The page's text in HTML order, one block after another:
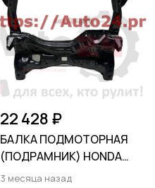
22 428 ₽
БАЛКА ПОДМОТОРНАЯ
(ПОДРАМНИК) HONDA
CIVIC 2005-2011
3 месяца назад